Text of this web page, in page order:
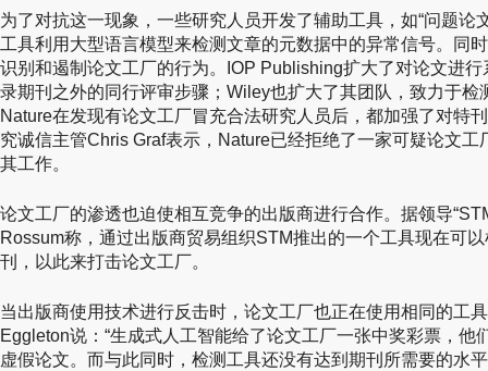
为了对抗这一现象，一些研究人员开发了辅助工具，如“问题论
工具利用大型语言模型来检测文章的元数据中的异常信号。同
识别和遏制论文工厂的行为。IOP Publishing扩大了对论文进
录期刊之外的同行评审步骤；Wiley也扩大了其团队，致力于
Nature在发现有论文工厂冒充合法研究人员后，都加强了对特
究诚信主管Chris Graf表示，Nature已经拒绝了一家可疑论文
其工作。
论文工厂的渗透也迫使相互竞争的出版商进行合作。据领导
Rossum称，通过出版商贸易组织STM推出的一个工具现在可
刊，以此来打击论文工厂。
当出版商使用技术进行反击时，论文工厂也正在使用相同的工
Eggleton说：“生成式人工智能给了论文工厂一张中奖彩票，他
虚假论文。而与此同时，检测工具还没有达到期刊所需要的水